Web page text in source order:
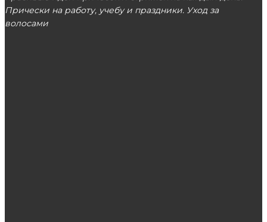
Прически на работу, учебу и праздники. Уход за
волосами